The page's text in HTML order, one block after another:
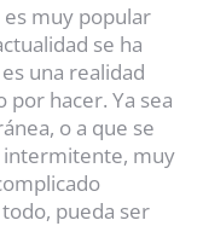
es muy popular
se ha
una realidad
por hacer. Ya sea
o a que se
intermitente, muy
pueda ser